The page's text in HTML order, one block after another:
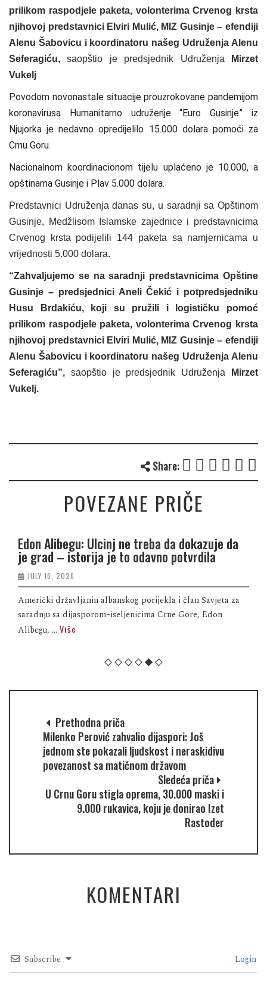
prilikom raspodjele paketa, volonterima Crvenog krsta
njihovoj predstavnici Elviri Mulić, MIZ Gusinje – efendiji
Alenu Šabovicu i koordinatoru našeg Udruženja Alenu
Seferagiću, saopštio je predsjednik Udruženja
Mirzet
Vukelj
Povodom novonastale situacije prouzrokovane pandemijom
koronavirusa Humanitarno udruženje “Euro Gusinje” iz
Njujorka je nedavno opredijelilo 15.000 dolara pomoći za
Crnu Goru.
Nacionalnom koordinacionom tijelu uplaćeno je 10.000, a
opštinama Gusinje i Plav 5.000 dolara.
Predstavnici Udruženja danas su, u saradnji sa Opštinom
Gusinje, Medžlisom Islamske zajednice i predstavnicima
Crvenog krsta podijelili 144 paketa sa namjernicama u
vrijednosti 5.000 dolara.
“Zahvaljujemo se na saradnji predstavnicima Opštine
Gusinje – predsjednici Aneli Čekić i potpredsjedniku
Husu Brdakiću, koji su pružili i logističku pomoć
prilikom raspodjele paketa, volonterima Crvenog krsta
njihovoj predstavnici Elviri Mulić, MIZ Gusinje – efendiji
Alenu Šabovicu i koordinatoru našeg Udruženja Alenu
Seferagiću”, saopštio je predsjednik Udruženja
Mirzet
Vukelj.
Share:
POVEZANE PRIČE
Edon Alibegu: Ulcinj ne treba da dokazuje da
je grad – istorija je to odavno potvrdila
JULY 16, 2026
Američki državljanin albanskog porijekla i član Savjeta za
saradnju sa dijasporom–iseljenicima Crne Gore, Edon
Alibegu, ... Više
Prethodna priča
Milenko Perović zahvalio dijaspori: Još
jednom ste pokazali ljudskost i neraskidivu
povezanost sa matičnom državom
Sledeća priča
U Crnu Goru stigla oprema, 30.000 maski i
9.000 rukavica, koju je donirao Izet
Rastoder
KOMENTARI
Subscribe Login